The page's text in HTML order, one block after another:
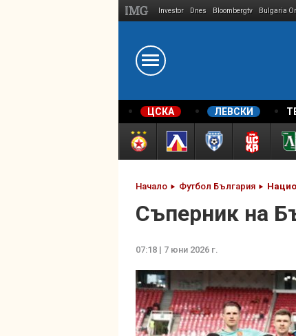
Investor Dnes Bloombergtv Bulgaria
ЦСКА ЛЕВСКИ
Начало Футбол България
Съперник на
07:18 | 7 юни 2026 г.